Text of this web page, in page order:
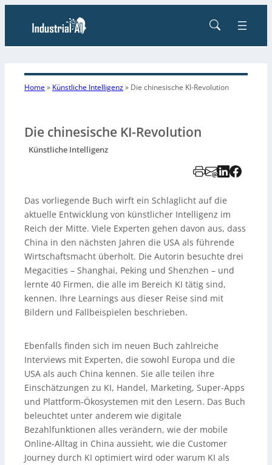
Home» Künstliche Intelligenz» Die chinesische KI-Revolution
Die chinesische KI-Revolution
Künstliche Intelligenz
Das vorliegende Buch wirft ein Schlaglicht auf die
aktuelle Entwicklung von künstlicher Intelligenz im
Reich der Mitte. Viele Experten gehen davon aus, dass
China in den nächsten Jahren die USA als führende
Wirtschaftsmacht überholt. Die Autorin besuchte drei
Megacities – Shanghai, Peking und Shenzhen – und
lernte 40 Firmen, die alle im Bereich KI tätig sind,
kennen. Ihre Learnings aus dieser Reise sind mit
Bildern und Fallbeispielen beschrieben.
Ebenfalls finden sich im neuen Buch zahlreiche
Interviews mit Experten, die sowohl Europa und die
USA als auch China kennen. Sie alle teilen ihre
Einschätzungen zu KI, Handel, Marketing, Super-Apps
und Plattform-Ökosystemen mit den Lesern. Das Buch
beleuchtet unter anderem wie digitale
Bezahlfunktionen alles verändern, wie der mobile
Online-Alltag in China aussieht, wie die Customer
Journey durch KI optimiert wird oder warum KI als